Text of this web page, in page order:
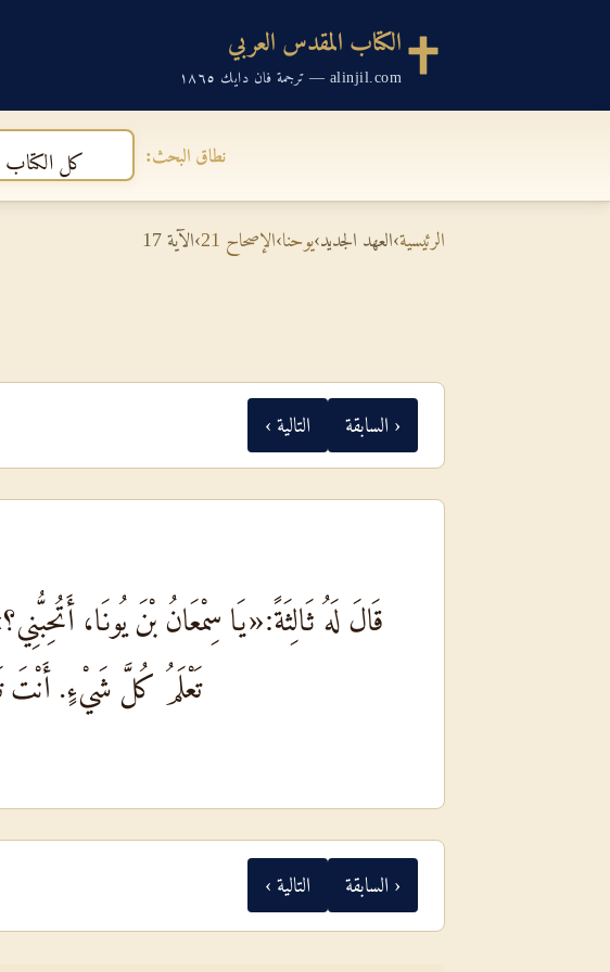
الكتاب المقدس العربي
alinjil.com — ترجمة فان دايك ١٨٦٥
نطاق البحث: كل الكتاب
الرئيسية›العهد الجديد›يوحنا›الإصحاح 21 ›الآية 17
‹ السابقة التالية ›
قَالَ لَهُ ثَالِثَةً:«يَا سِمْعَانُ بْنَ يُونَا،
تَعْلَمُ كُلَّ شَيْءٍ. أَنْتَ
‹ السابقة التالية ›